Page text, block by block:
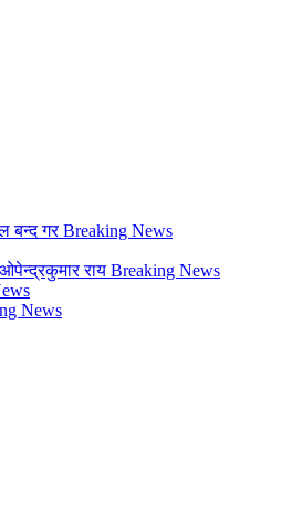
बन्द गरBreaking News
राय Breaking News
News